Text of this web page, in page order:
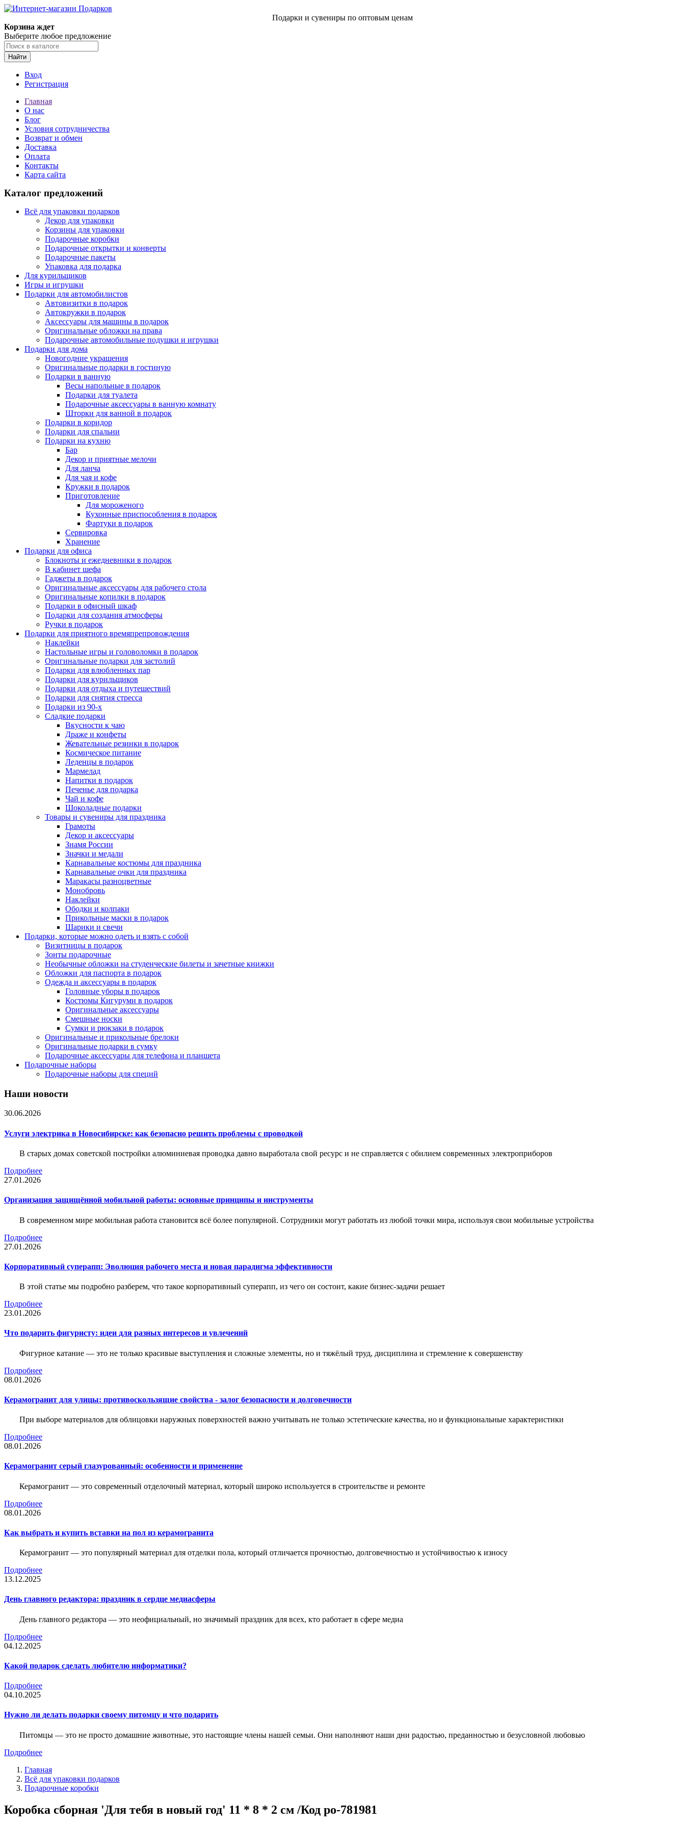
Подарки и сувениры по оптовым ценам
Корзина ждет
Выберите любое предложение
Найти
Вход
Регистрация
Главная
О нас
Блог
Условия сотрудничества
Возврат и обмен
Доставка
Оплата
Контакты
Карта сайта
Каталог предложений
Всё для упаковки подарков
Декор для упаковки
Корзины для упаковки
Подарочные коробки
Подарочные открытки и конверты
Подарочные пакеты
Упаковка для подарка
Для курильщиков
Игры и игрушки
Подарки для автомобилистов
Автовизитки в подарок
Автокружки в подарок
Аксессуары для машины в подарок
Оригинальные обложки на права
Подарочные автомобильные подушки и игрушки
Подарки для дома
Новогодние украшения
Оригинальные подарки в гостиную
Подарки в ванную
Весы напольные в подарок
Подарки для туалета
Подарочные аксессуары в ванную комнату
Шторки для ванной в подарок
Подарки в коридор
Подарки для спальни
Подарки на кухню
Бар
Декор и приятные мелочи
Для ланча
Для чая и кофе
Кружки в подарок
Приготовление
Для мороженого
Кухонные приспособления в подарок
Фартуки в подарок
Сервировка
Хранение
Подарки для офиса
Блокноты и ежедневники в подарок
В кабинет шефа
Гаджеты в подарок
Оригинальные аксессуары для рабочего стола
Оригинальные копилки в подарок
Подарки в офисный шкаф
Подарки для создания атмосферы
Ручки в подарок
Подарки для приятного времяпрепровождения
Наклейки
Настольные игры и головоломки в подарок
Оригинальные подарки для застолий
Подарки для влюбленных пар
Подарки для курильщиков
Подарки для отдыха и путешествий
Подарки для снятия стресса
Подарки из 90-х
Сладкие подарки
Вкусности к чаю
Драже и конфеты
Жевательные резинки в подарок
Космическое питание
Леденцы в подарок
Мармелад
Напитки в подарок
Печенье для подарка
Чай и кофе
Шоколадные подарки
Товары и сувениры для праздника
Грамоты
Декор и аксессуары
Знамя России
Значки и медали
Карнавальные костюмы для праздника
Карнавальные очки для праздника
Маракасы разноцветные
Монобровь
Наклейки
Ободки и колпаки
Прикольные маски в подарок
Шарики и свечи
Подарки, которые можно одеть и взять с собой
Визитницы в подарок
Зонты подарочные
Необычные обложки на студенческие билеты и зачетные книжки
Обложки для паспорта в подарок
Одежда и аксессуары в подарок
Головные уборы в подарок
Костюмы Кигуруми в подарок
Оригинальные аксессуары
Смешные носки
Сумки и рюкзаки в подарок
Оригинальные и прикольные брелоки
Оригинальные подарки в сумку
Подарочные аксессуары для телефона и планшета
Подарочные наборы
Подарочные наборы для специй
Наши новости
30.06.2026
Услуги электрика в Новосибирске: как безопасно решить проблемы с проводкой
В старых домах советской постройки алюминиевая проводка давно выработала свой ресурс и не справляется с обилием современных электроприборов
Подробнее
27.01.2026
Организация защищённой мобильной работы: основные принципы и инструменты
В современном мире мобильная работа становится всё более популярной. Сотрудники могут работать из любой точки мира, используя свои мобильные устройства
Подробнее
27.01.2026
Корпоративный суперапп: Эволюция рабочего места и новая парадигма эффективности
В этой статье мы подробно разберем, что такое корпоративный суперапп, из чего он состоит, какие бизнес-задачи решает
Подробнее
23.01.2026
Что подарить фигуристу: идеи для разных интересов и увлечений
Фигурное катание — это не только красивые выступления и сложные элементы, но и тяжёлый труд, дисциплина и стремление к совершенству
Подробнее
08.01.2026
Керамогранит для улицы: противоскользящие свойства - залог безопасности и долговечности
При выборе материалов для облицовки наружных поверхностей важно учитывать не только эстетические качества, но и функциональные характеристики
Подробнее
08.01.2026
Керамогранит серый глазурованный: особенности и применение
Керамогранит — это современный отделочный материал, который широко используется в строительстве и ремонте
Подробнее
08.01.2026
Как выбрать и купить вставки на пол из керамогранита
Керамогранит — это популярный материал для отделки пола, который отличается прочностью, долговечностью и устойчивостью к износу
Подробнее
13.12.2025
День главного редактора: праздник в сердце медиасферы
День главного редактора — это неофициальный, но значимый праздник для всех, кто работает в сфере медиа
Подробнее
04.12.2025
Какой подарок сделать любителю информатики?
Подробнее
04.10.2025
Нужно ли делать подарки своему питомцу и что подарить
Питомцы — это не просто домашние животные, это настоящие члены нашей семьи. Они наполняют наши дни радостью, преданностью и безусловной любовью
Подробнее
Главная
Всё для упаковки подарков
Подарочные коробки
Коробка сборная 'Для тебя в новый год' 11 * 8 * 2 см /Код po-781981